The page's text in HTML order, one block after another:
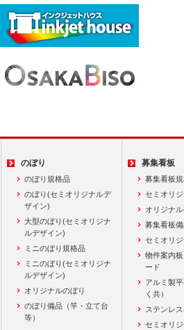
のぼり
のぼり規格品
のぼり(セミオリジナルデ
ザイン)
大型のぼり(セミオリジナ
ルデザイン)
ミニのぼり規格品
ミニのぼり(セミオリジナ
ルデザイン)
オリジナルのぼり
のぼり備品（竿・立て台
等）
募集看板
募集看板
セミオリ
オリジナ
募集看板
セミオリ
物件案内
ード
アルミ製
く共）
ステンレ
セミオリ